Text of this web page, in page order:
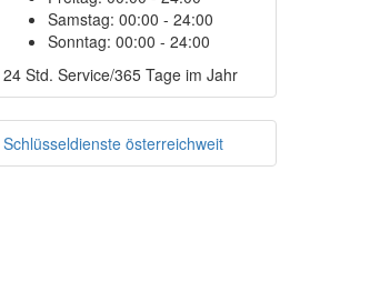
Samstag: 00:00 - 24:00
Sonntag: 00:00 - 24:00
24 Std. Service/365 Tage im Jahr
Schlüsseldienste österreichweit